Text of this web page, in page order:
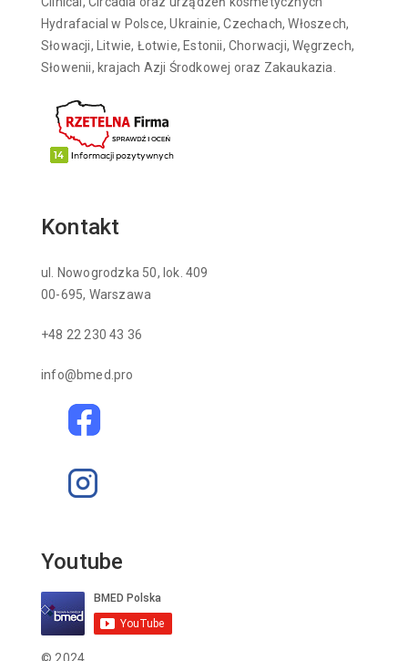
Hydrafacial w Polsce, Ukrainie, Czechach, Włoszech,
Słowacji, Litwie, Łotwie, Estonii, Chorwacji, Węgrzech,
Słowenii, krajach Azji Środkowej oraz Zakaukazia.
Kontakt
ul. Nowogrodzka 50, lok. 409
00-695, Warszawa
+48 22 230 43 36
info@bmed.pro
Youtube
© 2024